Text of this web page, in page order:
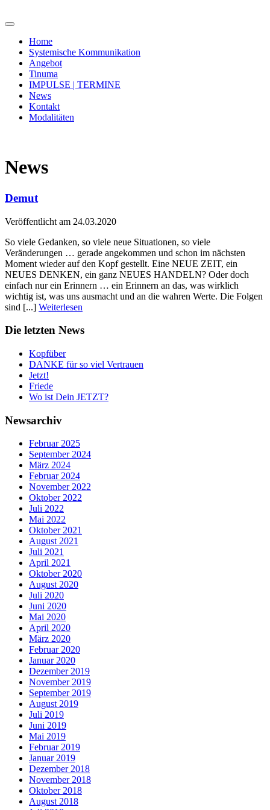
Home
Systemische Kommunikation
Angebot
Tinuma
IMPULSE | TERMINE
News
Kontakt
Modalitäten
News
Demut
Veröffentlicht am 24.03.2020
So viele Gedanken, so viele neue Situationen, so viele
Veränderungen … gerade angekommen und schon im nächsten
Moment wieder auf den Kopf gestellt. Eine NEUE ZEIT, ein
NEUES DENKEN, ein ganz NEUES HANDELN? Oder doch
einfach nur ein Erinnern … ein Erinnern an das, was wirklich
wichtig ist, was uns ausmacht und an die wahren Werte. Die Folgen
sind [...] Weiterlesen
Die letzten News
Kopfüber
DANKE für so viel Vertrauen
Jetzt!
Friede
Wo ist Dein JETZT?
Newsarchiv
Februar 2025
September 2024
März 2024
Februar 2024
November 2022
Oktober 2022
Juli 2022
Mai 2022
Oktober 2021
August 2021
Juli 2021
April 2021
Oktober 2020
August 2020
Juli 2020
Juni 2020
Mai 2020
April 2020
März 2020
Februar 2020
Januar 2020
Dezember 2019
November 2019
September 2019
August 2019
Juli 2019
Juni 2019
Mai 2019
Februar 2019
Januar 2019
Dezember 2018
November 2018
Oktober 2018
August 2018